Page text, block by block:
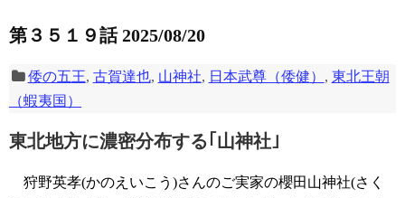
第３５１９話 2025/08/20
倭の五王, 古賀達也, 山神社, 日本武尊（倭健） , 東北王朝
（蝦夷国）
東北地方に濃密分布する｢山神社｣
狩野英孝(かのえいこう)さんのご実家の櫻田山神社(さく